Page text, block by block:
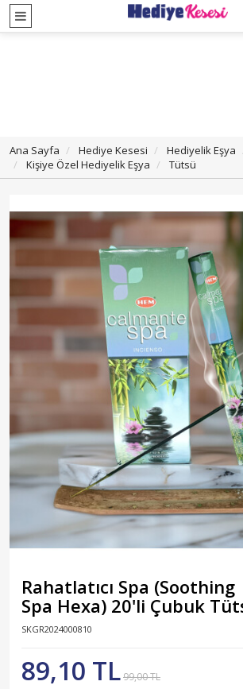
Ana Sayfa Hediye Kesesi Hediyelik Eşya
Kişiye Özel Hediyelik Eşya
Tütsü
Rahatlatıcı Spa (Soothing
Spa Hexa) 20'li Çubuk
SKGR2024000810
89,10 TL99,00 TL